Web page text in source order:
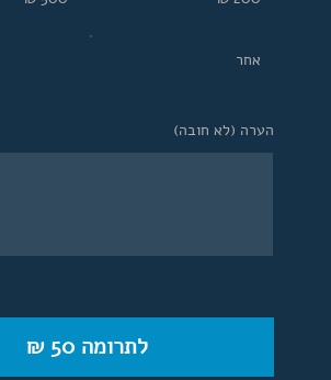
אחר
הערה (לא חובה)
לתרומה ‏50 ‏₪